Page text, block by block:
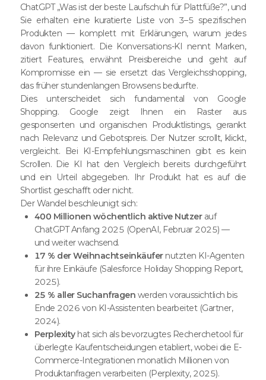
ChatGPT „Was ist der beste Laufschuh für Plattfüße?”, und
Sie erhalten eine kuratierte Liste von 3–5 spezifischen
Produkten — komplett mit Erklärungen, warum jedes
davon funktioniert. Die Konversations-KI nennt Marken,
zitiert Features, erwähnt Preisbereiche und geht auf
Kompromisse ein — sie ersetzt das Vergleichsshopping,
das früher stundenlangen Browsens bedurfte.
Dies unterscheidet sich fundamental von Google
Shopping. Google zeigt Ihnen ein Raster aus
gesponserten und organischen Produktlistings, gerankt
nach Relevanz und Gebotspreis. Der Nutzer scrollt, klickt,
vergleicht. Bei KI-Empfehlungsmaschinen gibt es kein
Scrollen. Die KI hat den Vergleich bereits durchgeführt
und ein Urteil abgegeben. Ihr Produkt hat es auf die
Shortlist geschafft oder nicht.
Der Wandel beschleunigt sich:
400 Millionen wöchentlich aktive Nutzerauf
ChatGPT Anfang 2025 (OpenAI, Februar 2025) —
und weiter wachsend.
17 % der Weihnachtseinkäufernutzten KI-Agenten
für ihre Einkäufe (Salesforce Holiday Shopping Report,
2025).
25 % aller Suchanfragen werden voraussichtlich bis
Ende 2026 von KI-Assistenten bearbeitet (Gartner,
2024).
Perplexityhat sich als bevorzugtes Recherchetool für
überlegte Kaufentscheidungen etabliert, wobei die E-
Commerce-Integrationen monatlich Millionen von
Produktanfragen verarbeiten (Perplexity, 2025).